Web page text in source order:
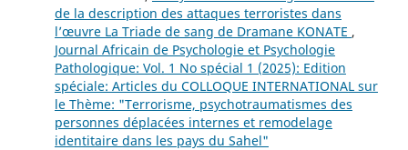
de la description des attaques terroristes dans
l’œuvre La Triade de sang de Dramane KONATE ,
Journal Africain de Psychologie et Psychologie
Pathologique: Vol. 1 No spécial 1 (2025): Edition
spéciale: Articles du COLLOQUE INTERNATIONAL sur
le Thème: "Terrorisme, psychotraumatismes des
personnes déplacées internes et remodelage
identitaire dans les pays du Sahel"